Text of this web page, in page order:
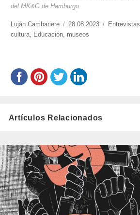
del MK&G de Hamburgo
https://www.experimenta.es/author/lujan-
cambariere/
Luján Cambariere
Publicado
el
28.08.2023 Categorías
Entrevistas
cultura
Educación museos
Artículos Relacionados